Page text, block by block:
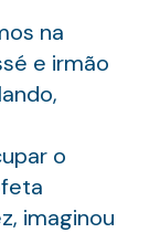
na
e irmão
o
imaginou